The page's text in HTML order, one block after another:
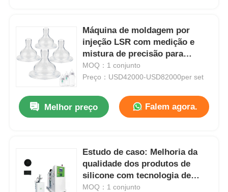
Máquina de moldagem por
injeção LSR com medição e
mistura de precisão para
produção automatizada de
mamilos de bebê
MOQ：1 conjunto
Preço：USD42000-USD82000per set
Melhor preço Falem agora.
Estudo de caso: Melhoria da
qualidade dos produtos de
silicone com tecnologia de
mistura avançada
MOQ：1 conjunto